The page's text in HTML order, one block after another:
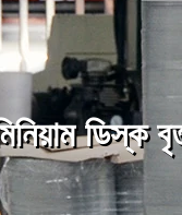
ডিস্ক